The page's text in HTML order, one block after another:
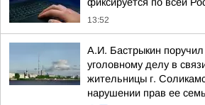
13:52
А.И. Бастрыкин
уголовному делу в
жительницы г.
нарушении прав ее